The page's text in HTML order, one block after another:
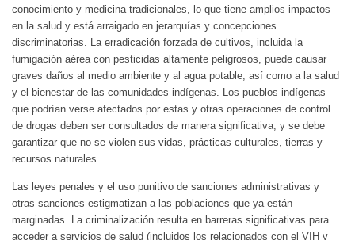
conocimiento y medicina tradicionales, lo que tiene amplios impactos
en la salud y está arraigado en jerarquías y concepciones
discriminatorias. La erradicación forzada de cultivos, incluida la
fumigación aérea con pesticidas altamente peligrosos, puede causar
graves daños al medio ambiente y al agua potable, así como a la salud
y el bienestar de las comunidades indígenas. Los pueblos indígenas
que podrían verse afectados por estas y otras operaciones de control
de drogas deben ser consultados de manera significativa, y se debe
garantizar que no se violen sus vidas, prácticas culturales, tierras y
recursos naturales.
Las leyes penales y el uso punitivo de sanciones administrativas y
otras sanciones estigmatizan a las poblaciones que ya están
marginadas. La criminalización resulta en barreras significativas para
acceder a servicios de salud (incluidos los relacionados con el VIH y